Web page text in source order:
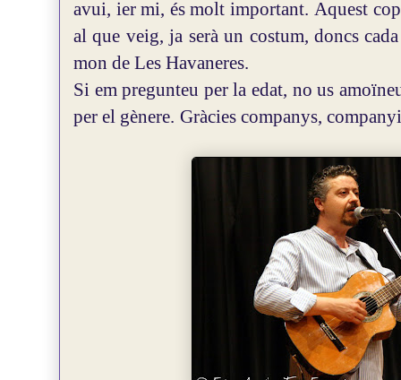
avui, ier mi, és molt important. Aquest
al que veig, ja serà un costum, doncs
mon de Les Havaneres.
Si em pregunteu per la edat, no us
per el gènere. Gràcies companys,